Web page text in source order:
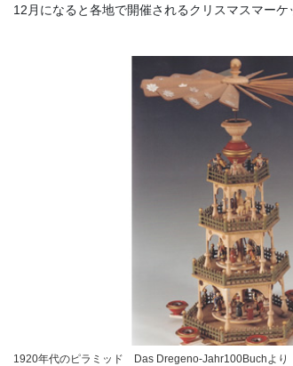
12月になると各地で開催されるクリスマスマー
1920年代のピラミッド Das Dregeno-Jahr100Buchより